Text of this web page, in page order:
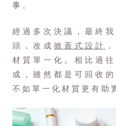
事。
經過多次決議，最終
頭，改成 掀蓋式設計
材質單一化。相比過
成，雖然都是可回收
不如單一化材質更有助